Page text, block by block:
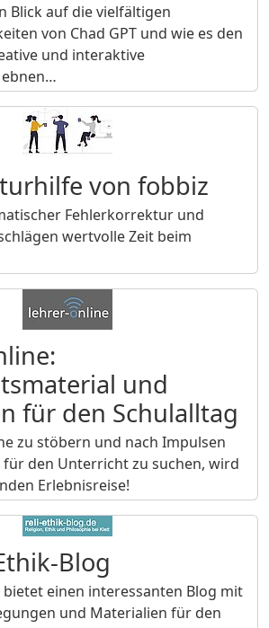
Blick auf die vielfältigen
von Chad GPT und wie es den
und interaktive
von fobbiz
Fehlerkorrektur und
wertvolle Zeit beim
und
für den Schulalltag
zu stöbern und nach Impulsen
den Unterricht zu suchen, wird
Erlebnisreise!
Blog
bietet einen interessanten Blog mit
und Materialien für den